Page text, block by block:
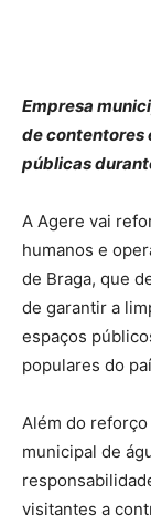
Empresa
de contentores
públicas
A Agere vai
humanos e
de Braga, que
de garantir a
espaços
populares do
Além do
municipal de
visitantes a